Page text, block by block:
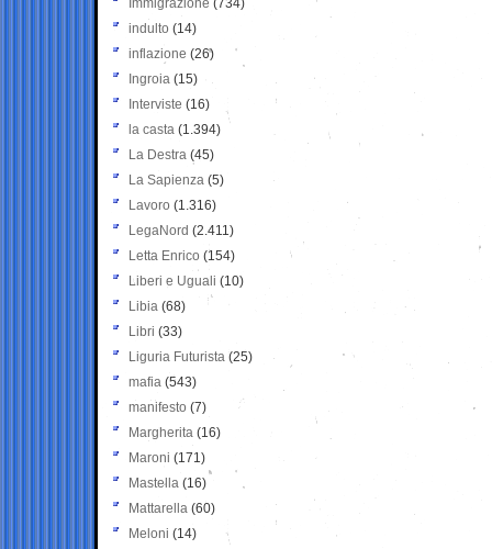
Immigrazione (734)
indulto (14)
inflazione (26)
Ingroia (15)
Interviste (16)
la casta (1.394)
La Destra (45)
La Sapienza (5)
Lavoro (1.316)
LegaNord (2.411)
Letta Enrico (154)
Liberi e Uguali (10)
Libia (68)
Libri (33)
Liguria Futurista (25)
mafia (543)
manifesto (7)
Margherita (16)
Maroni (171)
Mastella (16)
Mattarella (60)
Meloni (14)